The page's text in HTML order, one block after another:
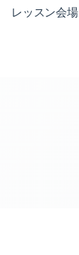
レッスン会場